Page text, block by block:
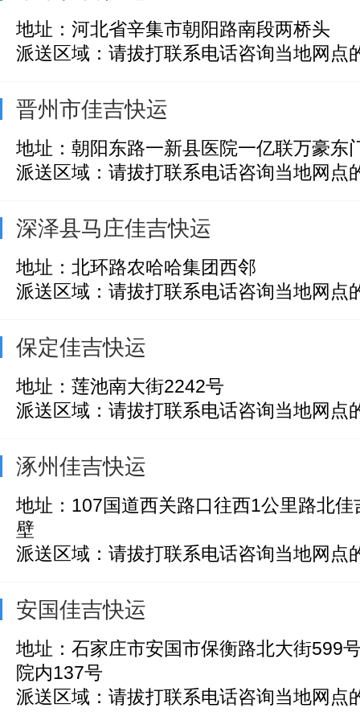
地址：河北省辛集市朝阳路南段两桥头
派送区域：请拔打联系电话咨询当地网点
晋州市佳吉快运
地址：朝阳东路一新县医院一亿联万豪东
派送区域：请拔打联系电话咨询当地网点
深泽县马庄佳吉快运
地址：北环路农哈哈集团西邻
派送区域：请拔打联系电话咨询当地网点
保定佳吉快运
地址：莲池南大街2242号
派送区域：请拔打联系电话咨询当地网点
涿州佳吉快运
地址：107国道西关路口往西1公里路北
壁
派送区域：请拔打联系电话咨询当地网点
安国佳吉快运
地址：石家庄市安国市保衡路北大街599
院内137号
派送区域：请拔打联系电话咨询当地网点